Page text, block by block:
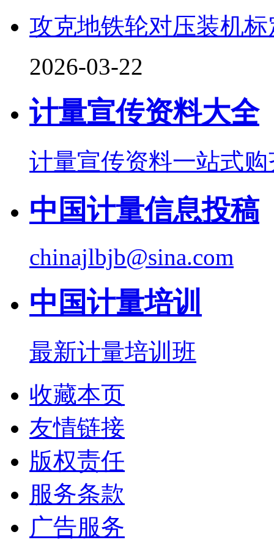
攻克地铁轮对压装机
2026-03-22
计量宣传资料大全
计量宣传资料一站式购
中国计量信息投稿
chinajlbjb@sina.com
中国计量培训
最新计量培训班
收藏本页
友情链接
版权责任
服务条款
广告服务